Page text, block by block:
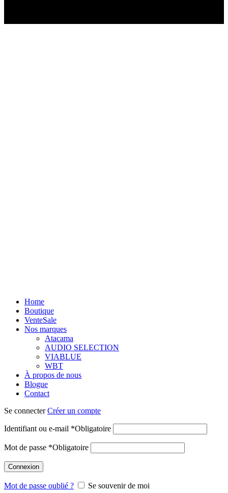
Home
Boutique
VenteSale
Nos marques
Atacama
AUDIO SELECTION
VIABLUE
WBT
À propos de nous
Blogue
Contact
Se connecterCréer un compte
Identifiant ou e-mail *Obligatoire
Mot de passe *Obligatoire
Connexion
Mot de passe oublié ?
Se souvenir de moi